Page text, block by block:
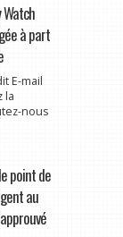
à part
E-mail
la
nous
point de
au